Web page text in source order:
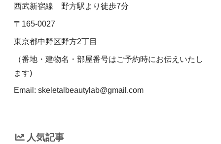
西武新宿線 野方駅より徒歩7分
〒165-0027
東京都中野区野方2丁目
（番地・建物名・部屋番号はご予約時にお伝えいたし
ます)
Email: skeletalbeautylab@gmail.com
人気記事